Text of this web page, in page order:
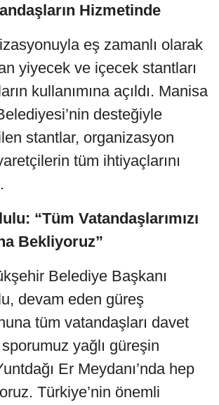
Hizmetinde
eş zamanlı olarak
yiyecek ve içecek stantları
kullanımına açıldı. Manisa
desteğiyle
stantlar, organizasyon
tüm ihtiyaçlarını
“Tüm Vatandaşlarımızı
Bekliyoruz”
Belediye Başkanı
devam eden güreş
tüm vatandaşları davet
yağlı güreşin
Er Meydanı’nda hep
Türkiye’nin önemli